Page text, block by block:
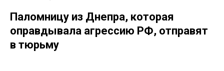
Паломницу из Днепра, которая
оправдывала агрессию РФ, отправят
в тюрьму